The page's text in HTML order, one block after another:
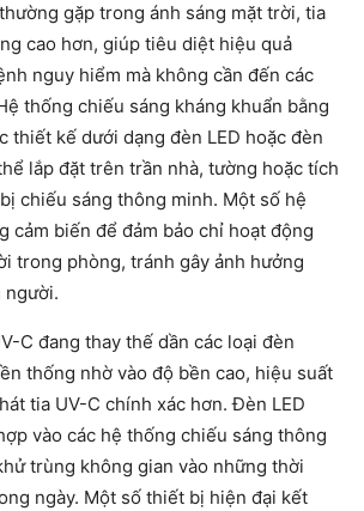
gặp trong ánh sáng mặt trời, tia
cao hơn, giúp tiêu diệt hiệu quả
nguy hiểm mà không cần đến các
thống chiếu sáng kháng khuẩn bằng
thiết kế dưới dạng đèn LED hoặc đèn
lắp đặt trên trần nhà, tường hoặc tích
chiếu sáng thông minh. Một số hệ
cảm biến để đảm bảo chỉ hoạt động
trong phòng, tránh gây ảnh hưởng
người.
C đang thay thế dần các loại đèn
thống nhờ vào độ bền cao, hiệu suất
tia UV-C chính xác hơn. Đèn LED
vào các hệ thống chiếu sáng thông
trùng không gian vào những thời
ngày. Một số thiết bị hiện đại kết